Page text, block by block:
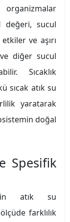
değeri, sucul
ve aşırı
diğer sucul
Sıcaklık
sıcak atık su
yaratarak
doğal
Spesifik
atık su
farklılık